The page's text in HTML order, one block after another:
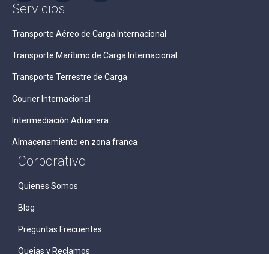
Servicios
Transporte Aéreo de Carga Internacional
Transporte Marítimo de Carga Internacional
Transporte Terrestre de Carga
Courier Internacional
Intermediación Aduanera
Almacenamiento en zona franca
Corporativo
Quienes Somos
Blog
Preguntas Frecuentes
Quejas y Reclamos